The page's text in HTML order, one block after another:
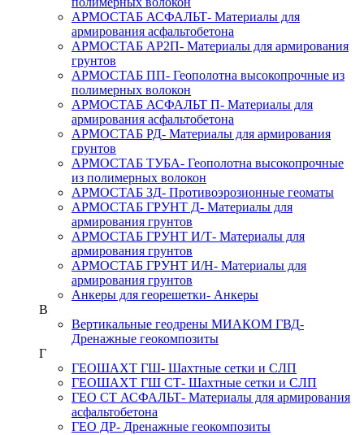
АРМОСТАБ АСФАЛЬТ- Материалы для
армирования асфальтобетона
АРМОСТАБ АР2П- Материалы для армирования
грунтов
АРМОСТАБ ПП- Геополотна высокопрочные из
полимерных волокон
АРМОСТАБ АСФАЛЬТ П- Материалы для
армирования асфальтобетона
АРМОСТАБ РД- Материалы для армирования
грунтов
АРМОСТАБ ТУБА- Геополотна высокопрочные
из полимерных волокон
АРМОСТАБ 3Д- Противоэрозионные геоматы
АРМОСТАБ ГРУНТ Д- Материалы для
армирования грунтов
АРМОСТАБ ГРУНТ И/Т- Материалы для
армирования грунтов
АРМОСТАБ ГРУНТ И/Н- Материалы для
армирования грунтов
Анкеры для георешетки- Анкеры
В
Вертикальные геодрены МИАКОМ ГВД-
Дренажные геокомпозиты
Г
ГЕОШАХТ ГШ- Шахтные сетки и СЛП
ГЕОШАХТ ГШ СТ- Шахтные сетки и СЛП
ГЕО СТ АСФАЛЬТ- Материалы для армирования
асфальтобетона
ГЕО ДР- Дренажные геокомпозиты